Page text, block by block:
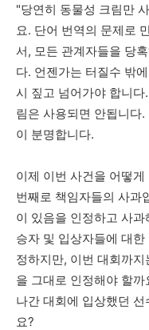
"당연히 동물성 크림만
요. 단어 번역의 문제로
서, 모든 관계자들을 당
다. 언젠가는 터질수 밖
시 짚고 넘어가야 합니
림은 사용되면 안됩니다
이 분명합니다.
이제 이번 사건을 어떻
번째로 책임자들의 사과
이 있음을 인정하고 사
승자 및 입상자들에 대
정하지만, 이번 대회까
을 그대로 인정해야 할
나간 대회에 입상했던
요?